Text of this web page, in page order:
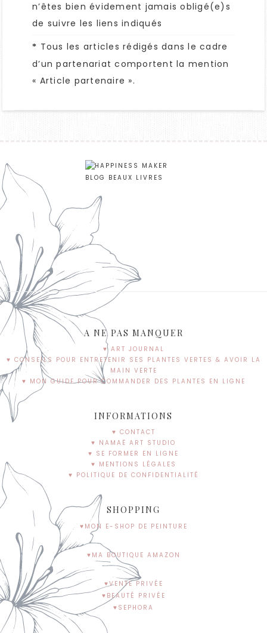
n’êtes bien évidement jamais obligé(e)s
de suivre les liens indiqués
* Tous les articles rédigés dans le cadre
d’un partenariat comportent la mention
« Article partenaire ».
A NE PAS MANQUER
♥ ART JOURNAL
♥ CONSEILS POUR ENTRETENIR SES PLANTES VERTES & AVOIR LA
MAIN VERTE
♥ MON GUIDE POUR COMMANDER DES PLANTES EN LIGNE
INFORMATIONS
♥ CONTACT
♥ NAMAË ART STUDIO
♥ SE FORMER EN LIGNE
♥ MENTIONS LÉGALES
♥ POLITIQUE DE CONFIDENTIALITÉ
SHOPPING
♥MON E-SHOP DE PEINTURE
♥MA BOUTIQUE AMAZON
♥VENTE PRIVÉE
♥BEAUTÉ PRIVÉE
♥SEPHORA